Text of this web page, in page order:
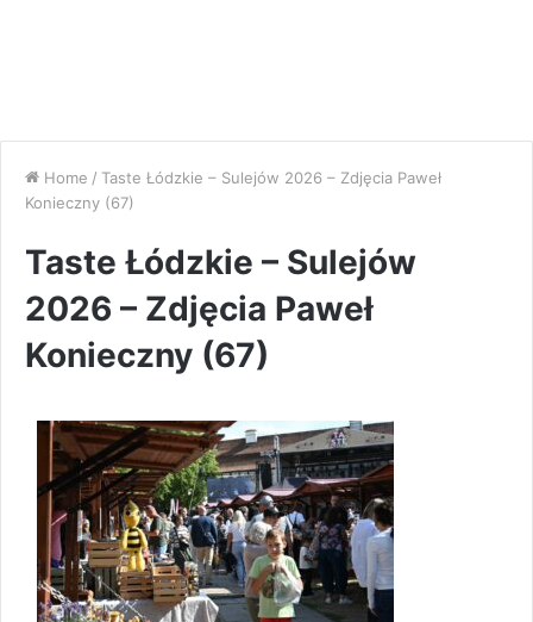
Home / Taste Łódzkie – Sulejów 2026 – Zdjęcia Paweł
Konieczny (67)
Taste Łódzkie – Sulejów
2026 – Zdjęcia Paweł
Konieczny (67)